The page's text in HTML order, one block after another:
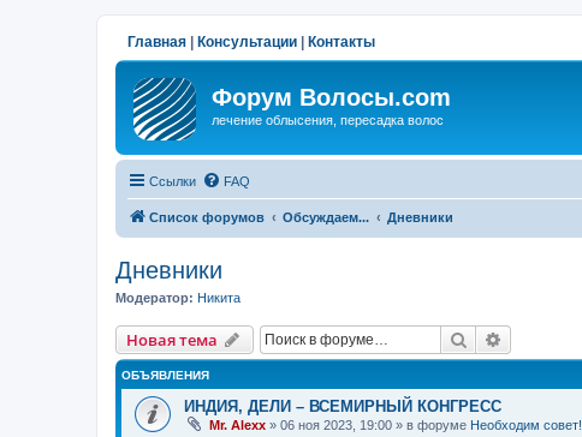
Главная Консультации Контакты
Форум Волосы.com
лечение облысения, пересадка волос
Ссылки FAQ
Список форумов Обсуждаем... Дневники
Дневники
Модератор: Hикита
Новая тема Поиск
ОБЪЯВЛЕНИЯ
ИНДИЯ, ДЕЛИ – ВСЕМИРНЫЙ КОНГРЕСС
Mr. Alexx » 06 ноя 2023, 19:00 » в форуме Необходим совет!